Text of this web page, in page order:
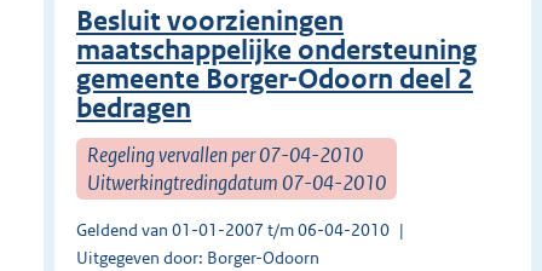
Besluit voorzieningen
maatschappelijke ondersteuning
gemeente Borger-Odoorn deel 2
bedragen
Regeling vervallen per 07-04-2010
Uitwerkingtredingdatum 07-04-2010
Geldend van 01-01-2007 t/m 06-04-2010
Uitgegeven door: Borger-Odoorn